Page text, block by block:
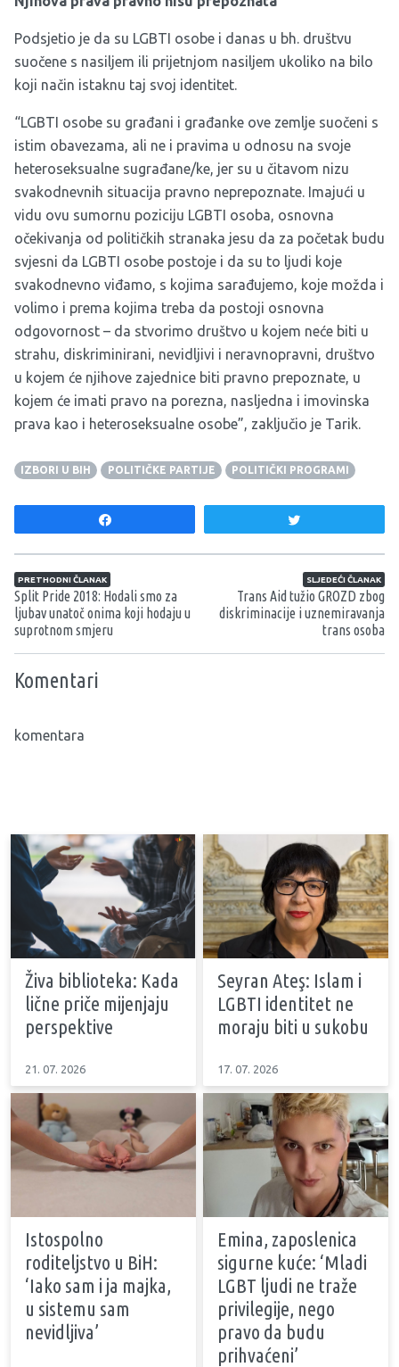
Podsjetio je da su LGBTI osobe i danas u bh. društvu
suočene s nasiljem ili prijetnjom nasiljem ukoliko na bilo
koji način istaknu taj svoj identitet.
“LGBTI osobe su građani i građanke ove zemlje suočeni s
istim obavezama, ali ne i pravima u odnosu na svoje
heteroseksualne sugrađane/ke, jer su u čitavom nizu
svakodnevnih situacija pravno neprepoznate. Imajući u
vidu ovu sumornu poziciju LGBTI osoba, osnovna
očekivanja od političkih stranaka jesu da za početak budu
svjesni da LGBTI osobe postoje i da su to ljudi koje
svakodnevno viđamo, s kojima sarađujemo, koje možda i
volimo i prema kojima treba da postoji osnovna
odgovornost – da stvorimo društvo u kojem neće biti u
strahu, diskriminirani, nevidljivi i neravnopravni, društvo
u kojem će njihove zajednice biti pravno prepoznate, u
kojem će imati pravo na porezna, nasljedna i imovinska
prava kao i heteroseksualne osobe”, zaključio je Tarik.
IZBORI U BIH POLITIČKE PARTIJE POLITIČKI PROGRAMI
Navigacija članaka
PRETHODNI ČLANAK
Split Pride 2018: Hodali smo za
ljubav unatoč onima koji hodaju u
suprotnom smjeru
SLJEDEĆI ČLANAK
Trans Aid tužio GROZD zbog
diskriminacije i uznemiravanja
trans osoba
Komentari
komentara
Živa biblioteka: Kada
lične priče mijenjaju
perspektive
21. 07. 2026
Seyran Ateş: Islam i
LGBTI identitet ne
moraju biti u sukobu
17. 07. 2026
Istospolno
roditeljstvo u BiH:
‘Iako sam i ja majka,
u sistemu sam
nevidljiva’
Emina, zaposlenica
sigurne kuće: ‘Mladi
LGBT ljudi ne traže
privilegije, nego
pravo da budu
prihvaćeni’